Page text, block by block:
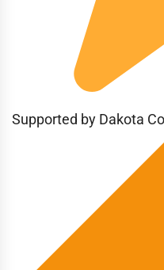
Supported by Dakota